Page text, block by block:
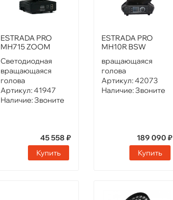
ESTRADA PRO
MH715 ZOOM
Cветодиодная
вращающаяся
голова
Артикул:41947
Наличие:Звоните
45 558 ₽
Купить
ESTRADA PRO
MH10R BSW
вращающаяся
голова
Артикул:42073
Наличие:Звоните
189 090 ₽
Купить